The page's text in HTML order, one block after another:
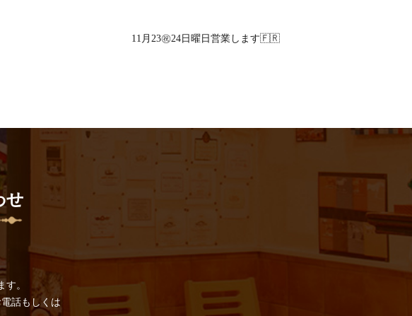
11月23㊗️24日曜日営業します🇫🇷
せ
。
話もしくは